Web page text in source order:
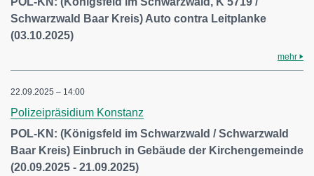
Schwarzwald Baar Kreis) Auto contra Leitplanke
(03.10.2025)
mehr
22.09.2025 – 14:00
Polizeipräsidium Konstanz
POL-KN: (Königsfeld im Schwarzwald / Schwarzwald
Baar Kreis) Einbruch in Gebäude der Kirchengemeinde
(20.09.2025 - 21.09.2025)